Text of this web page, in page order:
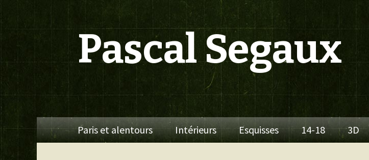
Pascal Segaux
AllerParis et alentours Intérieurs Esquisses 14-18 3D